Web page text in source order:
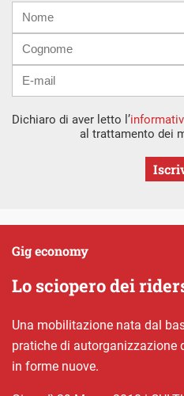
mail
Dichiaro di aver letto l’
al trattamento dei
Lo sciopero dei
Gig economy
Una mobilitazione nata dal
pratiche di autorganizzazione
in forme nuove.